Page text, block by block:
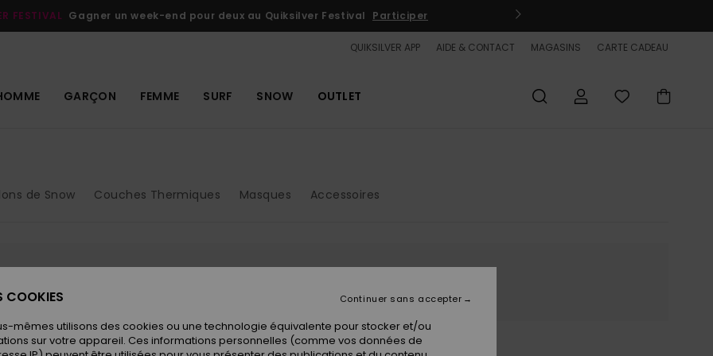
QUIKSILVER FREEDOM BENEFITS Livraison et retour gratuits
QUIKSILVER APP AIDE & CONTACT MAGASINS CARTE CADEAU
GARÇON FEMME SURF SNOW OUTLET
de Snow Couches Thermiques Masques Accessoires
produits seront bientôt de retour
COOKIES
mêmes utilisons des cookies ou une technologie équivalente pour stocker et/ou
sur votre appareil. Ces informations personnelles (comme vos données de
Continuer sans accepter